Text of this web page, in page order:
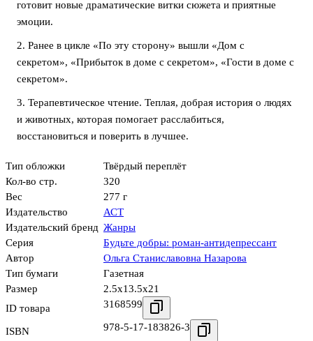
готовит новые драматические витки сюжета и приятные
эмоции.
2. Ранее в цикле «По эту сторону» вышли «Дом с
секретом», «Прибыток в доме с секретом», «Гости в доме с
секретом».
3. Терапевтическое чтение. Теплая, добрая история о людях
и животных, которая помогает расслабиться,
восстановиться и поверить в лучшее.
Тип обложки
Твёрдый переплёт
Кол-во стр.
320
Вес
277 г
Издательство
АСТ
Издательский бренд Жанры
Серия
Будьте добры: роман-антидепрессант
Автор
Ольга Станиславовна Назарова
Тип бумаги
Газетная
Размер
2.5x13.5x21
ID товара
3168599
ISBN 978-5-17-183826-3